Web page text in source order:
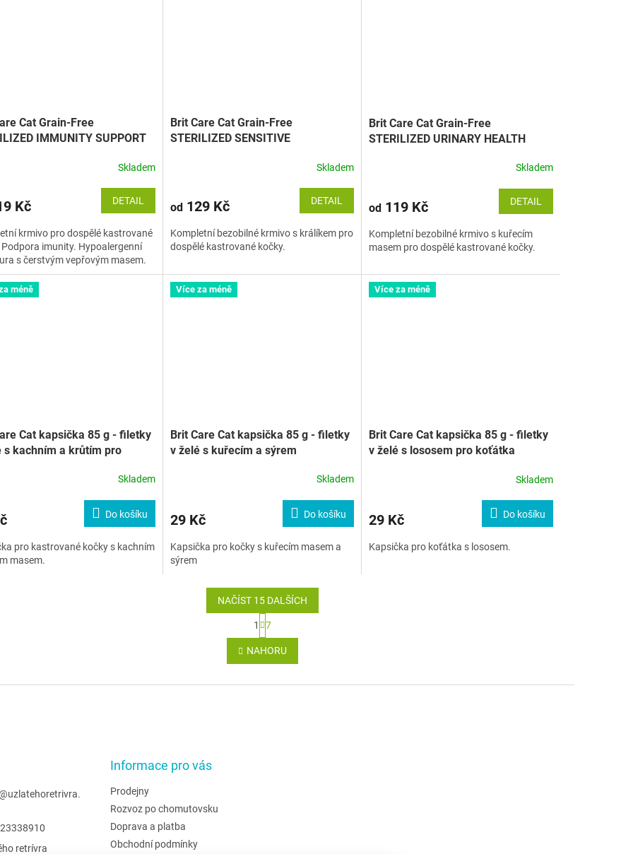
Cat Grain-Free
IMMUNITY SUPPORT
Skladem
Kč DETAIL
krmivo pro dospělé kastrované
Podpora imunity. Hypoalergenní
s čerstvým vepřovým masem.
Brit Care Cat Grain-Free
STERILIZED SENSITIVE
Skladem
od129 Kč DETAIL
Kompletní bezobilné krmivo s králíkem pro
dospělé kastrované kočky.
Brit Care Cat Grain-Free
STERILIZED URINARY HEALTH
Skladem
od119 Kč DETAIL
Kompletní bezobilné krmivo s kuřecím
masem pro dospělé kastrované kočky.
méně
Cat kapsička 85 g - filetky
s kachním a krůtím pro
Skladem
Do košíku
pro kastrované kočky s kachním
masem.
Více za méně
Brit Care Cat kapsička 85 g - filetky
v želé s kuřecím a sýrem
Skladem
29 Kč Do košíku
Kapsička pro kočky s kuřecím masem a
sýrem
Více za méně
Brit Care Cat kapsička 85 g - filetky
v želé s lososem pro koťátka
Skladem
29 Kč Do košíku
Kapsička pro koťátka s lososem.
O
v
l
d
NAČÍST 15 DALŠÍCH
S
t
á
n
1 7
NAHORU
uzlatehoretrivra.
retrívra
Informace pro vás
Prodejny
Rozvoz po chomutovsku
Doprava a platba
Obchodní podmínky